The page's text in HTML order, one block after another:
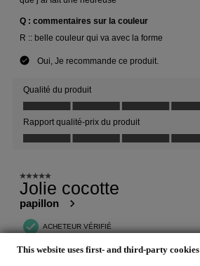
This website uses first- and third-party cookies